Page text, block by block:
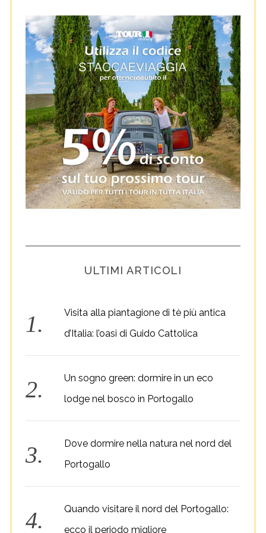
ULTIMI ARTICOLI
Visita alla piantagione di tè più antica
d’Italia: l’oasi di Guido Cattolica
Un sogno green: dormire in un eco
lodge nel bosco in Portogallo
Dove dormire nella natura nel nord del
Portogallo
Quando visitare il nord del Portogallo:
ecco il periodo migliore